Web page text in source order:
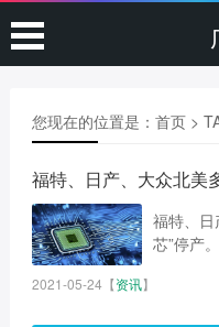
您现在的位置是： 首页>
福特、日产、大众北美
福特、日
芯”停产
2021-05-24 【资讯】